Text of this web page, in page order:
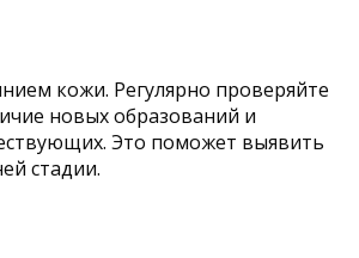
кожи. Регулярно проверяйте
новых образований и
Это поможет выявить
стадии.